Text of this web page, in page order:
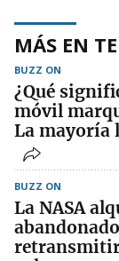
MÁS EN
BUZZ ON
¿Qué
móvil
La mayoría
BUZZ ON
La NASA